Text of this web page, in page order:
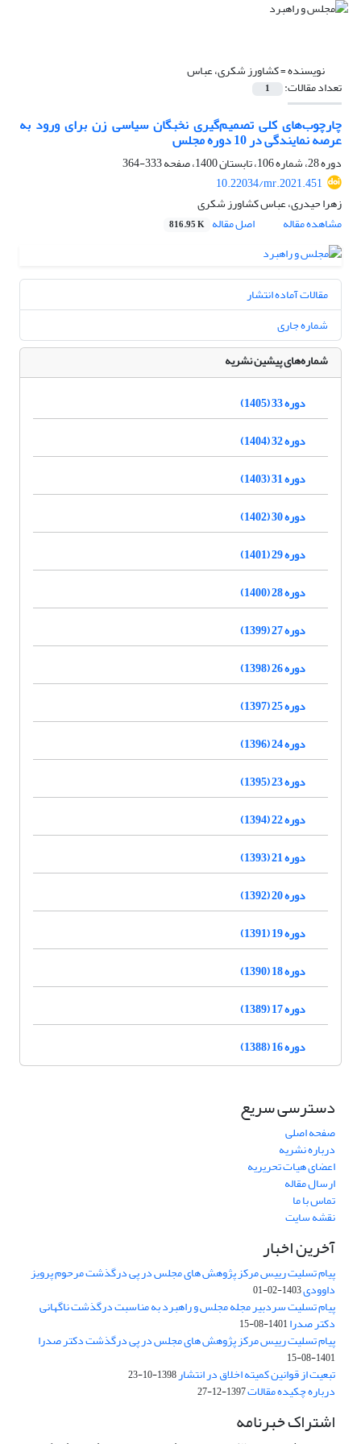
نویسنده =کشاورز شکری، عباس
تعداد مقالات: 1
چارچوب‌های کلی تصمیم‌گیری نخبگان سیاسی زن برای ورود به
عرصه نمایندگی در 10 دوره مجلس
دوره 28، شماره 106، تابستان 1400، صفحه
333-364
10.22034/mr.2021.451
زهرا حیدری، عباس کشاورز شکری
مشاهده مقاله
اصل مقاله 816.95 K
مقالات آماده انتشار
شماره جاری
شماره‌های پیشین نشریه
دوره 33 (1405)
دوره 32 (1404)
دوره 31 (1403)
دوره 30 (1402)
دوره 29 (1401)
دوره 28 (1400)
دوره 27 (1399)
دوره 26 (1398)
دوره 25 (1397)
دوره 24 (1396)
دوره 23 (1395)
دوره 22 (1394)
دوره 21 (1393)
دوره 20 (1392)
دوره 19 (1391)
دوره 18 (1390)
دوره 17 (1389)
دوره 16 (1388)
دسترسی سریع
صفحه اصلی
درباره نشریه
اعضای هیات تحریریه
ارسال مقاله
تماس با ما
نقشه سایت
آخرین اخبار
پیام تسلیت رییس مرکز پژوهش های مجلس در پی درگذشت مرحوم پرویز
داوودی1403-02-01
پیام تسلیت سردبیر مجله مجلس و راهبرد به مناسبت درگذشت ناگهانی
دکتر صدرا1401-08-15
پیام تسلیت رییس مرکز پژوهش های مجلس در پی درگذشت دکتر صدرا
1401-08-15
تبعیت از قوانین کمیته اخلاق در انتشار1398-10-23
درباره چکیده مقالات1397-12-27
اشتراک خبرنامه